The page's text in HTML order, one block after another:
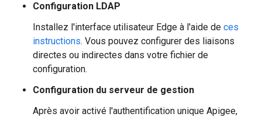
Configuration LDAP
Installez l'interface utilisateur Edge à l'aide de ces
instructions. Vous pouvez configurer des liaisons
directes ou indirectes dans votre fichier de
configuration.
Configuration du serveur de gestion
Après avoir activé l'authentification unique Apigee,